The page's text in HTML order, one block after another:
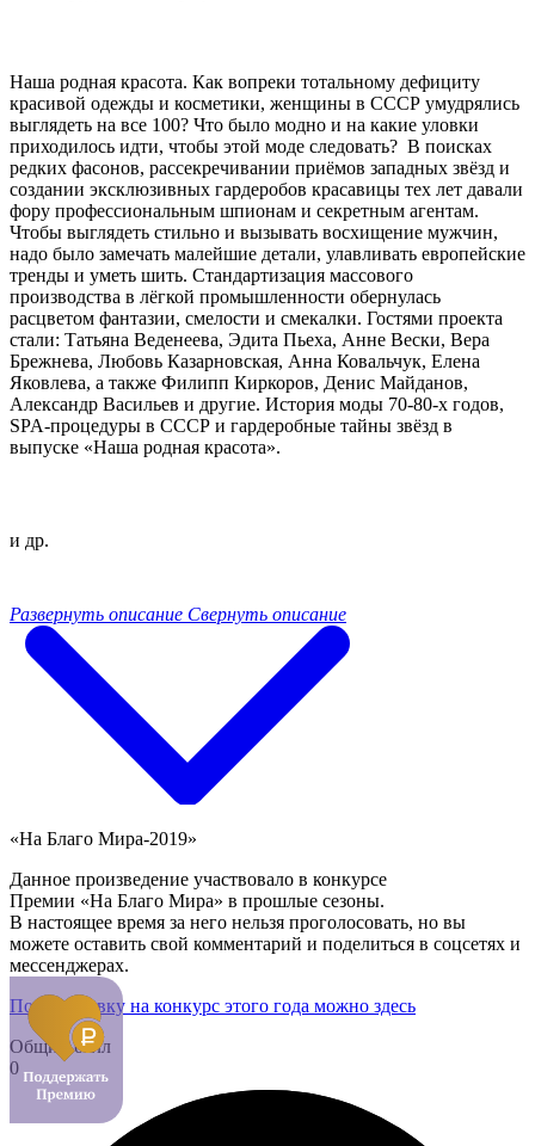
Наша родная красота. Как вопреки тотальному дефициту
красивой одежды и косметики, женщины в СССР умудрялись
выглядеть на все 100? Что было модно и на какие уловки
приходилось идти, чтобы этой моде следовать? В поисках
редких фасонов, рассекречивании приёмов западных звёзд и
создании эксклюзивных гардеробов красавицы тех лет давали
фору профессиональным шпионам и секретным агентам.
Чтобы выглядеть стильно и вызывать восхищение мужчин,
надо было замечать малейшие детали, улавливать европейские
тренды и уметь шить. Стандартизация массового
производства в лёгкой промышленности обернулась
расцветом фантазии, смелости и смекалки. Гостями проекта
стали: Татьяна Веденеева, Эдита Пьеха, Анне Вески, Вера
Брежнева, Любовь Казарновская, Анна Ковальчук, Елена
Яковлева, а также Филипп Киркоров, Денис Майданов,
Александр Васильев и другие. История моды 70-80-х годов,
SPA-процедуры в СССР и гардеробные тайны звёзд в
выпуске «Наша родная красота».
и др.
Развернуть описание Свернуть описание
«На Благо Мира-2019»
Данное произведение участвовало в конкурсе
Премии «На Благо Мира» в прошлые сезоны.
В настоящее время за него нельзя проголосовать, но вы
можете оставить свой комментарий и поделиться в соцсетях и
мессенджерах.
Подать заявку на конкурс этого года можно здесь
Общий балл
0